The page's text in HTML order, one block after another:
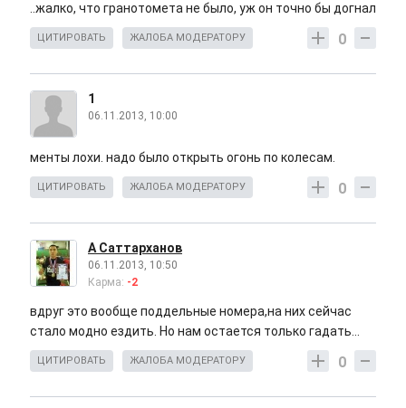
..жалко, что гранотомета не было, уж он точно бы догнал
0
ЦИТИРОВАТЬ ЖАЛОБА МОДЕРАТОРУ
1
06.11.2013, 10:00
менты лохи. надо было открыть огонь по колесам.
0
ЦИТИРОВАТЬ ЖАЛОБА МОДЕРАТОРУ
А Саттарханов
06.11.2013, 10:50
Карма: -2
вдруг это вообще поддельные номера,на них сейчас
стало модно ездить. Но нам остается только гадать...
0
ЦИТИРОВАТЬ ЖАЛОБА МОДЕРАТОРУ